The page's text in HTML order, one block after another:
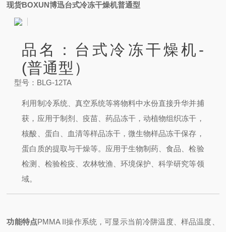
现货BOXUN博迅台式冷冻干燥机普通型
品名：台式冷冻干燥机-
(普通型）
型号：BLG-12TA
利用制冷系统、真空系统等将物料中水份直接升华并捕
获，应用于制剂、疫苗、药品冻干，动植物组织冻干，
核酸、蛋白、血清等样品冻干，微生物样品冻干保存，
蛋白质的提取与干燥等。应用于生物制药、食品、检验
检测、检验检疫、农林牧渔、环境保护、科学研究等领
域。
功能特点PMMA II操作系统，可显示当前冷阱温度、样品温度、